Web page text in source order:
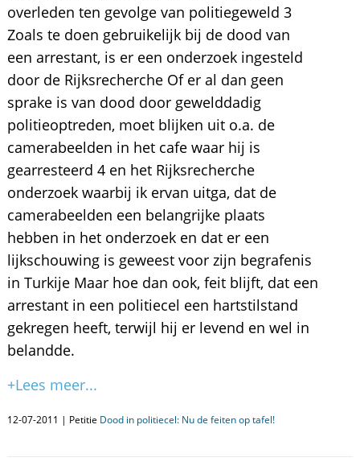
overleden ten gevolge van politiegeweld 3
Zoals te doen gebruikelijk bij de dood van
een arrestant, is er een onderzoek ingesteld
door de Rijksrecherche Of er al dan geen
sprake is van dood door gewelddadig
politieoptreden, moet blijken uit o.a. de
camerabeelden in het cafe waar hij is
gearresteerd 4 en het Rijksrecherche
onderzoek waarbij ik ervan uitga, dat de
camerabeelden een belangrijke plaats
hebben in het onderzoek en dat er een
lijkschouwing is geweest voor zijn begrafenis
in Turkije Maar hoe dan ook, feit blijft, dat een
arrestant in een politiecel een hartstilstand
gekregen heeft, terwijl hij er levend en wel in
belandde.
+Lees meer...
12-07-2011 | Petitie Dood in politiecel: Nu de feiten op tafel!